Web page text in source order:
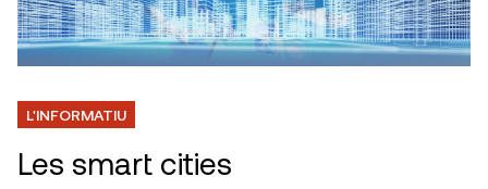
L'INFORMATIU
Les smart cities